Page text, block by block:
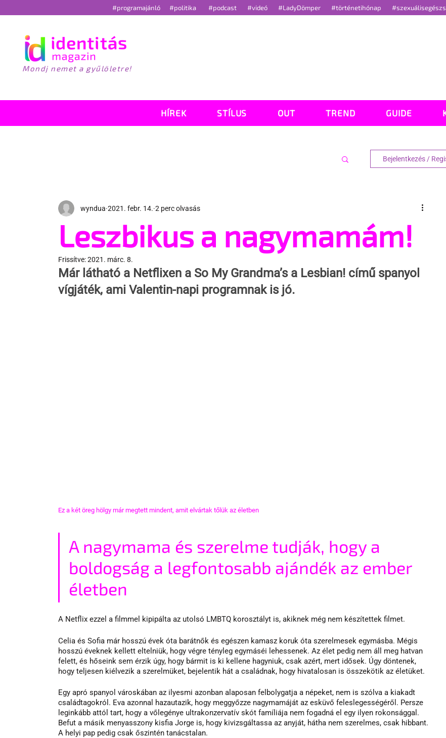
#programajánló #politika #podcast #videó #LadyDömper #történetihónap
Mondj nemet a gyűlöletre!
HÍREK STÍLUS OUT TREND GUIDE
Bejelentkezés /
Leszbikus a nagymamám!
wyndua 2021. febr. 14. 2 perc olvasás
Frissítve:2021. márc. 8.
Már látható a Netflixen a So My Grandma’s a Lesbian! című spanyol
vígjáték, ami Valentin-napi programnak is jó.
Ez a két öreg hölgy már megtett mindent, amit elvártak tőlük az életben
A nagymama és szerelme tudják, hogy a
boldogság a legfontosabb ajándék az ember
életben
A Netflix ezzel a filmmel kipipálta az utolsó LMBTQ korosztályt is, akiknek még nem készítettek filmet.
Celia és Sofia már hosszú évek óta barátnők és egészen kamasz koruk óta szerelmesek egymásba. Mégis
hosszú éveknek kellett eltelniük, hogy végre tényleg egymáséi lehessenek. Az élet pedig nem áll meg hatvan
felett, és hőseink sem érzik úgy, hogy bármit is ki kellene hagyniuk, csak azért, mert idősek. Úgy döntenek,
hogy teljesen kiélvezik a szerelmüket, bejelentik hát a családnak, hogy hivatalosan is összekötik az életüket.
Egy apró spanyol városkában az ilyesmi azonban alaposan felbolygatja a népeket, nem is szólva a kiakadt
családtagokról. Eva azonnal hazautazik, hogy meggyőzze nagymamáját az esküvő feleslegességéről. Persze
leginkább attól tart, hogy a vőlegénye ultrakonzervatív skót famíliája nem fogadná el egy ilyen rokonsággal.
Befut a másik menyasszony kisfia Jorge is, hogy kivizsgáltassa az anyját, hátha nem szerelmes, csak hibbant.
A helyi pap pedig csak őszintén tanácstalan.